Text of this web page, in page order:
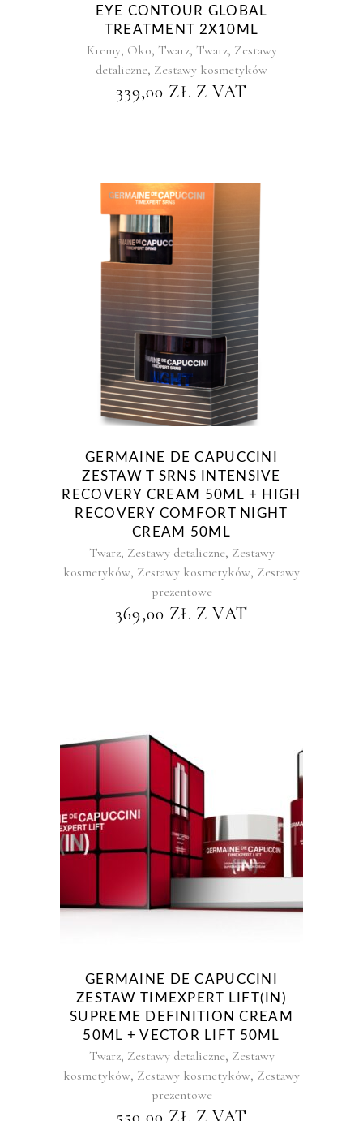
EYE CONTOUR GLOBAL
TREATMENT 2X10ML
Kremy, Oko, Twarz, Twarz, Zestawy
detaliczne, Zestawy kosmetyków
339,00 ZŁ Z VAT
GERMAINE DE CAPUCCINI
ZESTAW T SRNS INTENSIVE
RECOVERY CREAM 50ML + HIGH
RECOVERY COMFORT NIGHT
CREAM 50ML
Twarz, Zestawy detaliczne, Zestawy
kosmetyków, Zestawy kosmetyków, Zestawy
prezentowe
369,00 ZŁ Z VAT
GERMAINE DE CAPUCCINI
ZESTAW TIMEXPERT LIFT(IN)
SUPREME DEFINITION CREAM
50ML + VECTOR LIFT 50ML
Twarz, Zestawy detaliczne, Zestawy
kosmetyków, Zestawy kosmetyków, Zestawy
prezentowe